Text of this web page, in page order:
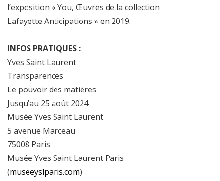
l’exposition « You, Œuvres de la collection
Lafayette Anticipations » en 2019.
INFOS PRATIQUES :
Yves Saint Laurent
Transparences
Le pouvoir des matières
Jusqu’au 25 août 2024
Musée Yves Saint Laurent
5 avenue Marceau
75008 Paris
Musée Yves Saint Laurent Paris
(museeyslparis.com)